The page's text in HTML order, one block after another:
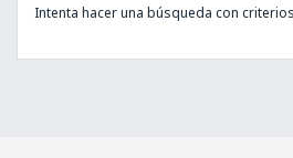
Intenta hacer una búsqueda con